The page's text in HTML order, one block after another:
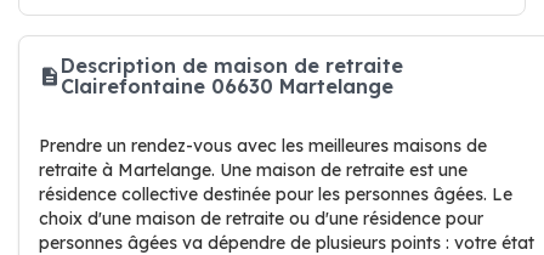
Description de maison de retraite
Clairefontaine 06630 Martelange
Prendre un rendez-vous avec les meilleures maisons de
retraite à Martelange. Une maison de retraite est une
résidence collective destinée pour les personnes âgées. Le
choix d'une maison de retraite ou d'une résidence pour
personnes âgées va dépendre de plusieurs points : votre état